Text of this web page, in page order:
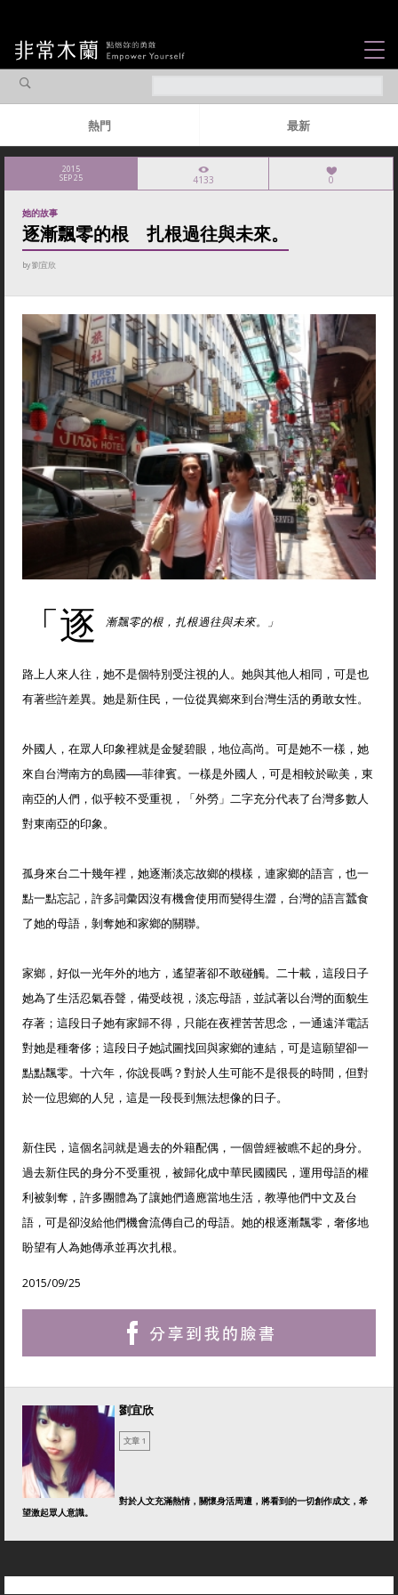
焦點企劃
社會企業
認識我們
熱門 最新
2015
SEP 25 4133 0
她的故事
逐漸飄零的根 扎根過往與未來。
by劉宜欣
「逐 漸飄零的根，扎根過往與未來。」
路上人來人往，她不是個特別受注視的人。她與其他人相同，可是也
有著些許差異。她是新住民，一位從異鄉來到台灣生活的勇敢女性。
外國人，在眾人印象裡就是金髮碧眼，地位高尚。可是她不一樣，她
來自台灣南方的島國──菲律賓。一樣是外國人，可是相較於歐美，東
南亞的人們，似乎較不受重視，「外勞」二字充分代表了台灣多數人
對東南亞的印象。
孤身來台二十幾年裡，她逐漸淡忘故鄉的模樣，連家鄉的語言，也一
點一點忘記，許多詞彙因沒有機會使用而變得生澀，台灣的語言蠶食
了她的母語，剝奪她和家鄉的關聯。
家鄉，好似一光年外的地方，遙望著卻不敢碰觸。二十載，這段日子
她為了生活忍氣吞聲，備受歧視，淡忘母語，並試著以台灣的面貌生
存著；這段日子她有家歸不得，只能在夜裡苦苦思念，一通遠洋電話
對她是種奢侈；這段日子她試圖找回與家鄉的連結，可是這願望卻一
點點飄零。十六年，你說長嗎？對於人生可能不是很長的時間，但對
於一位思鄉的人兒，這是一段長到無法想像的日子。
新住民，這個名詞就是過去的外籍配偶，一個曾經被瞧不起的身分。
過去新住民的身分不受重視，被歸化成中華民國國民，運用母語的權
利被剝奪，許多團體為了讓她們適應當地生活，教導他們中文及台
語，可是卻沒給他們機會流傳自己的母語。她的根逐漸飄零，奢侈地
盼望有人為她傳承並再次扎根。
2015/09/25
劉宜欣
文章 1
對於人文充滿熱情，關懷身活周遭，將看到的一切創作成文，希
望激起眾人意識。